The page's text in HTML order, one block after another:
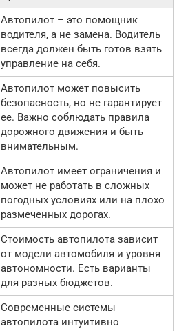
Автопилот – это помощник
водителя, а не замена. Водитель
всегда должен быть готов взять
управление на себя.
Автопилот может повысить
безопасность, но не гарантирует
ее. Важно соблюдать правила
дорожного движения и быть
внимательным.
Автопилот имеет ограничения и
может не работать в сложных
погодных условиях или на плохо
размеченных дорогах.
Стоимость автопилота зависит
от модели автомобиля и уровня
автономности. Есть варианты
для разных бюджетов.
Современные системы
автопилота интуитивно